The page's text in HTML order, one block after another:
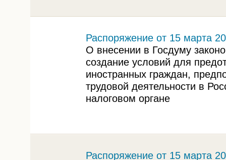
Распоряжение от 15 марта
О внесении в Госдуму
создание условий для
иностранных граждан,
трудовой деятельности в
налоговом органе
Распоряжение от 15 марта